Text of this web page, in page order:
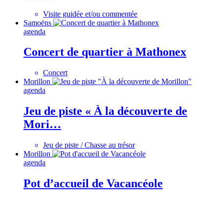
Visite guidée et/ou commentée
Samoëns
agenda
Concert de quartier à Mathonex
Concert
Morillon
agenda
Jeu de piste « À la découverte de
Mori…
Jeu de piste / Chasse au trésor
Morillon
agenda
Pot d’accueil de Vacancéole